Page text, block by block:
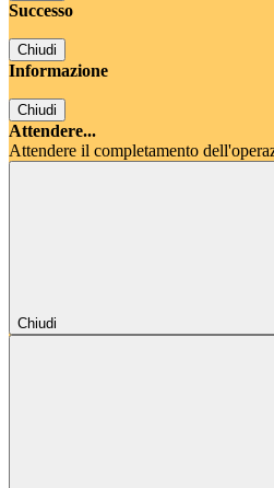
Successo
Chiudi
Informazione
Chiudi
Attendere...
Attendere il completamento
Chiudi